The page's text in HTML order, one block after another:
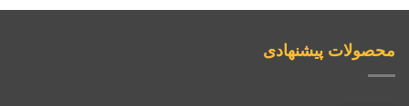
محصولات پیشنهادی